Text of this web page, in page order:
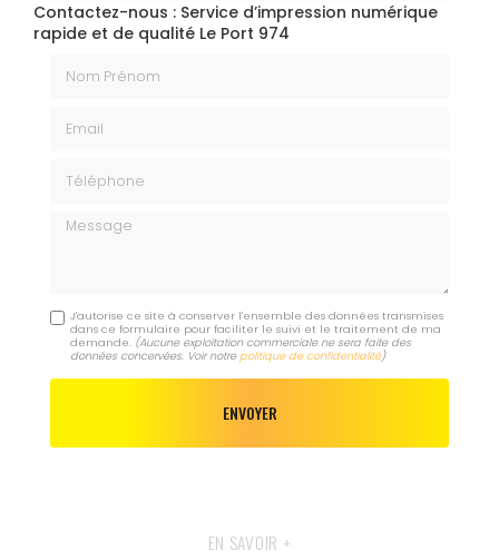
Contactez-nous : Service d’impression numérique
rapide et de qualité Le Port 974
Message
J'autorise ce site à conserver l'ensemble des données transmises
dans ce formulaire pour faciliter le suivi et le traitement de ma
demande. (Aucune exploitation commerciale ne sera faite des
données concervées. Voir notre politique de confidentialité)
EN SAVOIR +